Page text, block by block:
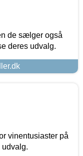
de sælger også
deres udvalg.
vinentusiaster på
udvalg.